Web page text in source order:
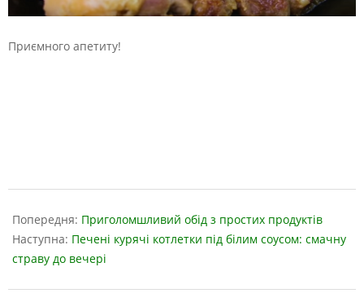
Приємного апетиту!
04-
09
Попередня: Приголомшливий обід з простих продуктів
Наступна: Печені курячі котлетки під білим соусом: смачну
страву до вечері